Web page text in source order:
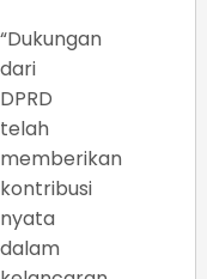
“Dukungan
dari
DPRD
telah
memberikan
kontribusi
nyata
dalam